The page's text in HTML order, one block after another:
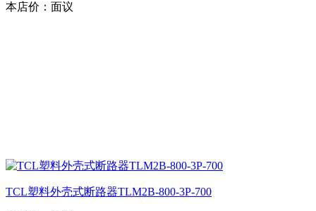
本店价： 面议
TCL塑料外壳式断路器TLM2B-800-3P-700